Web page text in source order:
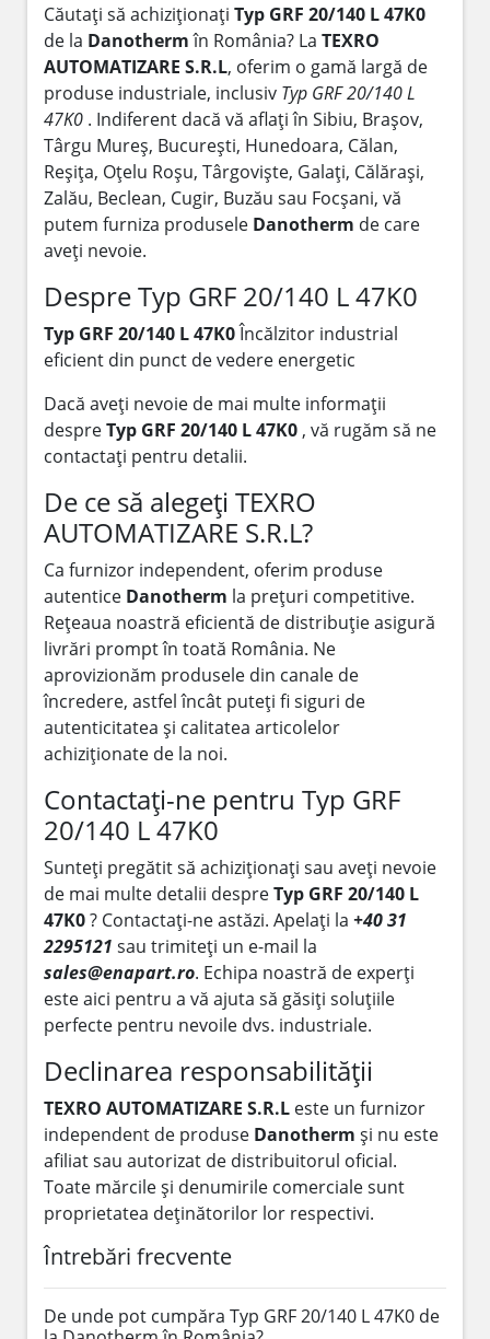
Căutați să achiziționați Typ GRF 20/140 L 47K0
de la Danothermîn România? La TEXRO
AUTOMATIZARE S.R.L, oferim o gamă largă de
produse industriale, inclusiv Typ GRF 20/140 L
47K0 . Indiferent dacă vă aflați în Sibiu, Brașov,
Târgu Mureș, București, Hunedoara, Călan,
Reșița, Oțelu Roșu, Târgoviște, Galați, Călărași,
Zalău, Beclean, Cugir, Buzău sau Focșani, vă
putem furniza produsele Danotherm de care
aveți nevoie.
Despre Typ GRF 20/140 L 47K0
Typ GRF 20/140 L 47K0Încălzitor industrial
eficient din punct de vedere energetic
Dacă aveți nevoie de mai multe informații
despreTyp GRF 20/140 L 47K0 , vă rugăm să ne
contactați pentru detalii.
De ce să alegeți TEXRO
AUTOMATIZARE S.R.L?
Ca furnizor independent, oferim produse
autentice Danotherm la prețuri competitive.
Rețeaua noastră eficientă de distribuție asigură
livrări prompt în toată România. Ne
aprovizionăm produsele din canale de
încredere, astfel încât puteți fi siguri de
autenticitatea și calitatea articolelor
achiziționate de la noi.
Contactați-ne pentru Typ GRF
20/140 L 47K0
Sunteți pregătit să achiziționați sau aveți nevoie
de mai multe detalii despreTyp GRF 20/140 L
47K0? Contactați-ne astăzi. Apelați la +40 31
2295121 sau trimiteți un e-mail la
sales@enapart.ro. Echipa noastră de experți
este aici pentru a vă ajuta să găsiți soluțiile
perfecte pentru nevoile dvs. industriale.
Declinarea responsabilității
TEXRO AUTOMATIZARE S.R.L este un furnizor
independent de produse Danotherm și nu este
afiliat sau autorizat de distribuitorul oficial.
Toate mărcile și denumirile comerciale sunt
proprietatea deținătorilor lor respectivi.
Întrebări frecvente
De unde pot cumpăra Typ GRF 20/140 L 47K0 de